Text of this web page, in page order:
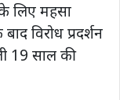
लिए महसा
विरोध प्रदर्शन
19 साल की